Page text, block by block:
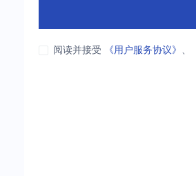
阅读并接受 《用户服务协议》 、